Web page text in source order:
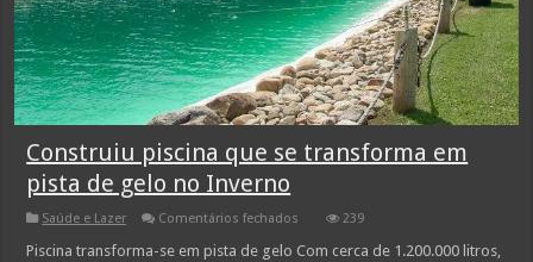
Construiu piscina que se transforma em
pista de gelo no Inverno
Saúde e Lazer Comentários fechados
piscina
239
Piscina transforma-se em pista de gelo Com cerca de 1.200.000 litros,